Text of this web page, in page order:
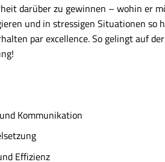
darüber zu gewinnen – wohin er
und in stressigen Situationen so
par excellence. So gelingt auf
Kommunikation
Effizienz